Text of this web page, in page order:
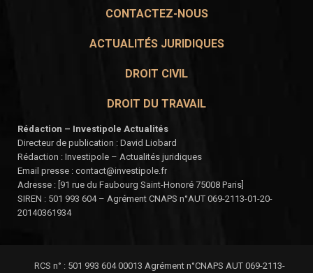
CONTACTEZ-NOUS
ACTUALITÉS JURIDIQUES
DROIT CIVIL
DROIT DU TRAVAIL
Rédaction – Investipole Actualités
Directeur de publication : David Liobard
Rédaction : Investipole – Actualités juridiques
Email presse : contact@investipole.fr
Adresse : [91 rue du Faubourg Saint-Honoré 75008 Paris]
SIREN : 501 993 604 – Agrément CNAPS n°AUT 069-2113-01-20-
20140361934
RCS n° : 501 993 604 00013 Agrément n°CNAPS AUT 069-2113-